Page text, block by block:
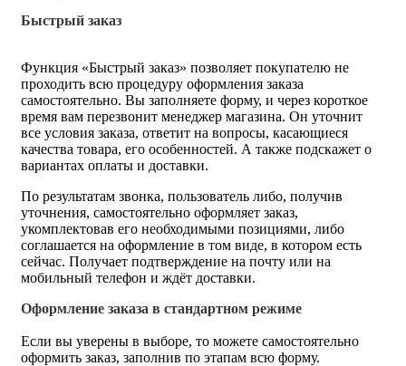
Быстрый заказ
Функция «Быстрый заказ» позволяет покупателю не
проходить всю процедуру оформления заказа
самостоятельно. Вы заполняете форму, и через короткое
время вам перезвонит менеджер магазина. Он уточнит
все условия заказа, ответит на вопросы, касающиеся
качества товара, его особенностей. А также подскажет о
вариантах оплаты и доставки.
По результатам звонка, пользователь либо, получив
уточнения, самостоятельно оформляет заказ,
укомплектовав его необходимыми позициями, либо
соглашается на оформление в том виде, в котором есть
сейчас. Получает подтверждение на почту или на
мобильный телефон и ждёт доставки.
Оформление заказа в стандартном режиме
Если вы уверены в выборе, то можете самостоятельно
оформить заказ, заполнив по этапам всю форму.